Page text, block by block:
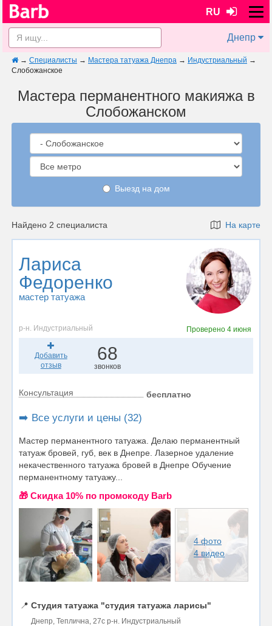
RU
Днепр
→ Специалисты → Мастера татуажа Днепра → Индустриальный →
Слобожанское
Мастера перманентного макияжа в
Слобожанском
Выезд на дом
Найдено 2 специалиста На карте
Лариса
Федоренко
мастер татуажа
р-н. Индустриальный Проверено 4 июня
Добавить
отзыв
68
звонков
Консультация бесплатно
➡️ Все услуги и цены (32)
Мастер перманентного татуажа. Делаю перманентный
татуаж бровей, губ, век в Днепре. Лазерное удаление
некачественного татуажа бровей в Днепре Обучение
перманентному татуажу...
🎁 Cкидка 10% по промокоду Barb
4 фото
4 видео
📍 Студия татуажа "студия татуажа ларисы"
Днепр, Теплична, 27с р-н. Индустриальный